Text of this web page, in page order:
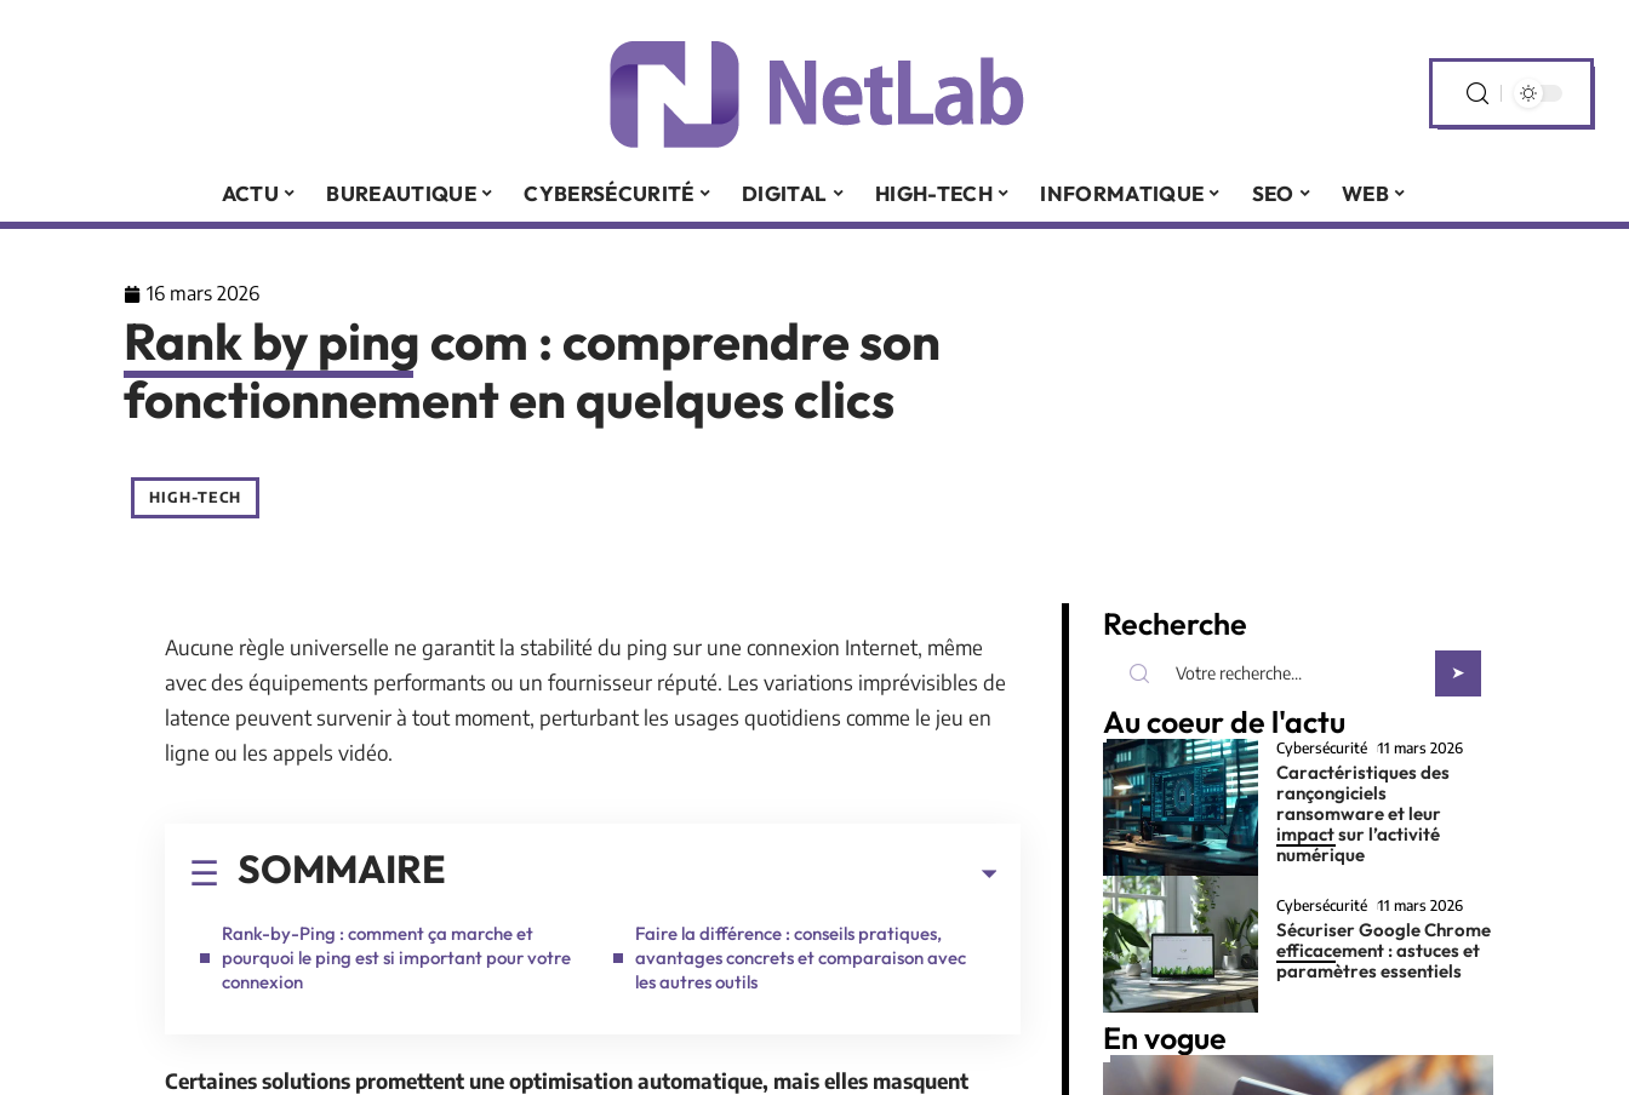
ACTU BUREAUTIQUE CYBERSÉCURITÉ DIGITAL HIGH-TECH INFORMATIQUE SEO WEB
16 mars 2026
Rank by ping com : comprendre son
fonctionnement en quelques clics
HIGH-TECH
Aucune règle universelle ne garantit la stabilité du ping sur une connexion Internet, même
avec des équipements performants ou un fournisseur réputé. Les variations imprévisibles de
latence peuvent survenir à tout moment, perturbant les usages quotidiens comme le jeu en
ligne ou les appels vidéo.
SOMMAIRE
Rank-by-Ping : comment ça marche et
pourquoi le ping est si important pour votre
connexion
Faire la différence : conseils pratiques,
avantages concrets et comparaison avec
les autres outils
Certaines solutions promettent une optimisation automatique, mais elles masquent
Recherche
Au coeur de l'actu
Cybersécurité 11 mars 2026
Caractéristiques des
rançongiciels
ransomware et leur
impact sur l’activité
numérique
Cybersécurité 11 mars 2026
Sécuriser Google Chrome
efficacement : astuces et
paramètres essentiels
En vogue